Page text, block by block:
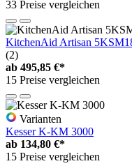
33 Preise vergleichen
KitchenAid Artisan
(2)
ab 495,85 €*
15 Preise vergleichen
Varianten
Kesser K-KM 3000
ab 134,80 €*
15 Preise vergleichen